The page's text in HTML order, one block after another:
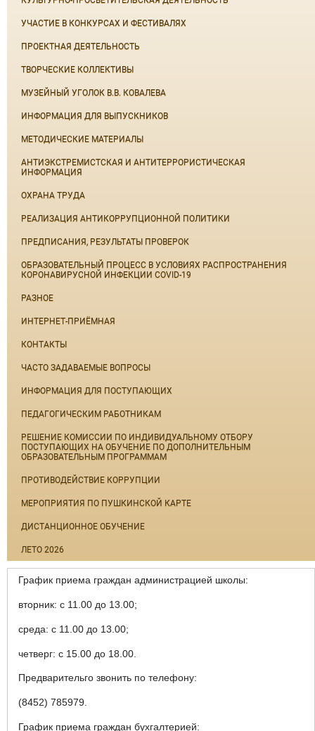
УЧАСТИЕ В КОНКУРСАХ И ФЕСТИВАЛЯХ
ПРОЕКТНАЯ ДЕЯТЕЛЬНОСТЬ
ТВОРЧЕСКИЕ КОЛЛЕКТИВЫ
МУЗЕЙНЫЙ УГОЛОК В.В. КОВАЛЕВА
ИНФОРМАЦИЯ ДЛЯ ВЫПУСКНИКОВ
МЕТОДИЧЕСКИЕ МАТЕРИАЛЫ
АНТИЭКСТРЕМИСТСКАЯ И АНТИТЕРРОРИСТИЧЕСКАЯ
ИНФОРМАЦИЯ
ОХРАНА ТРУДА
РЕАЛИЗАЦИЯ АНТИКОРРУПЦИОННОЙ ПОЛИТИКИ
ПРЕДПИСАНИЯ, РЕЗУЛЬТАТЫ ПРОВЕРОК
ОБРАЗОВАТЕЛЬНЫЙ ПРОЦЕСС В УСЛОВИЯХ РАСПРОСТРАНЕНИЯ
КОРОНАВИРУСНОЙ ИНФЕКЦИИ COVID-19
РАЗНОЕ
ИНТЕРНЕТ-ПРИЁМНАЯ
КОНТАКТЫ
ЧАСТО ЗАДАВАЕМЫЕ ВОПРОСЫ
ИНФОРМАЦИЯ ДЛЯ ПОСТУПАЮЩИХ
ПЕДАГОГИЧЕСКИМ РАБОТНИКАМ
РЕШЕНИЕ КОМИССИИ ПО ИНДИВИДУАЛЬНОМУ ОТБОРУ
ПОСТУПАЮЩИХ НА ОБУЧЕНИЕ ПО ДОПОЛНИТЕЛЬНЫМ
ОБРАЗОВАТЕЛЬНЫМ ПРОГРАММАМ
ПРОТИВОДЕЙСТВИЕ КОРРУПЦИИ
МЕРОПРИЯТИЯ ПО ПУШКИНСКОЙ КАРТЕ
ДИСТАНЦИОННОЕ ОБУЧЕНИЕ
ЛЕТО 2026
График приема граждан администрацией школы:
вторник: с 11.00 до 13.00;
среда: с 11.00 до 13.00;
четверг: с 15.00 до 18.00.
Предварительго звонить по телефону:
(8452) 785979.
График приема граждан бухгалтерией: